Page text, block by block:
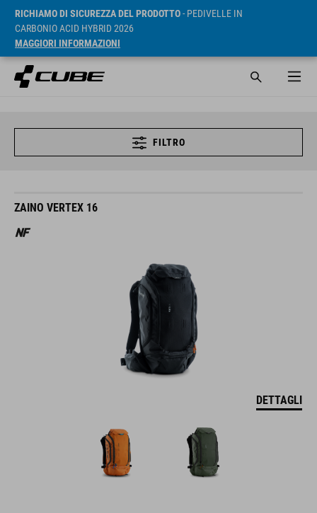
RICHIAMO DI SICUREZZA DEL PRODOTTO- PEDIVELLE IN
CARBONIO ACID HYBRID 2026
MAGGIORI INFORMAZIONI
FILTRO
ZAINO VERTEX 16
DETTAGLI